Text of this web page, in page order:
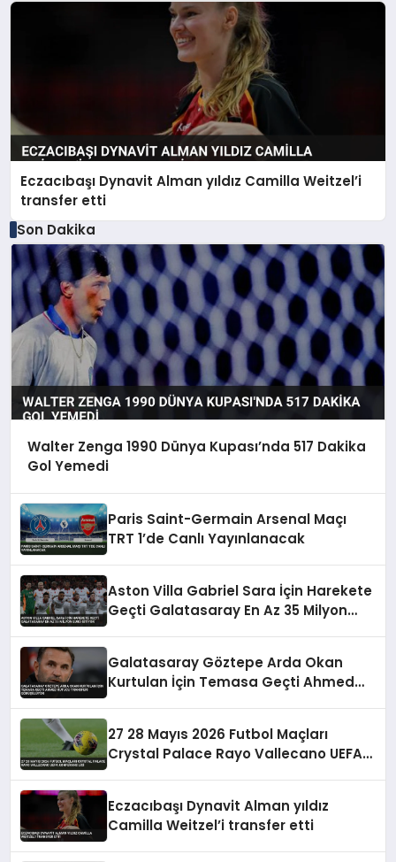
Eczacıbaşı Dynavit Alman yıldız Camilla Weitzel’i
transfer etti
Son Dakika
Walter Zenga 1990 Dünya Kupası’nda 517 Dakika
Gol Yemedi
Paris Saint-Germain Arsenal Maçı
TRT 1’de Canlı Yayınlanacak
Aston Villa Gabriel Sara İçin Harekete
Geçti Galatasaray En Az 35 Milyon
Galatasaray Göztepe Arda Okan
Kurtulan İçin Temasa Geçti Ahmed
27 28 Mayıs 2026 Futbol Maçları
Crystal Palace Rayo Vallecano UEFA
Eczacıbaşı Dynavit Alman yıldız
Camilla Weitzel’i transfer etti